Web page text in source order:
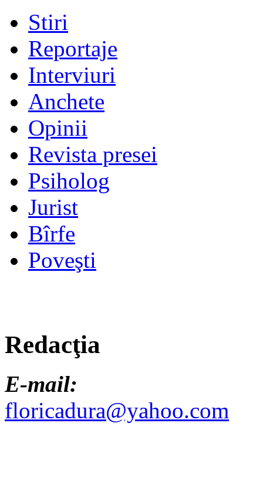
Stiri
Reportaje
Interviuri
Anchete
Opinii
Revista presei
Psiholog
Jurist
Bîrfe
Poveşti
Redacţia
E-mail:
floricadura@yahoo.com